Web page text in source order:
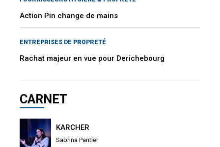
Action Pin change de mains
ENTREPRISES DE PROPRETÉ
Rachat majeur en vue pour Derichebourg
CARNET
KARCHER
Sabrina Pantier